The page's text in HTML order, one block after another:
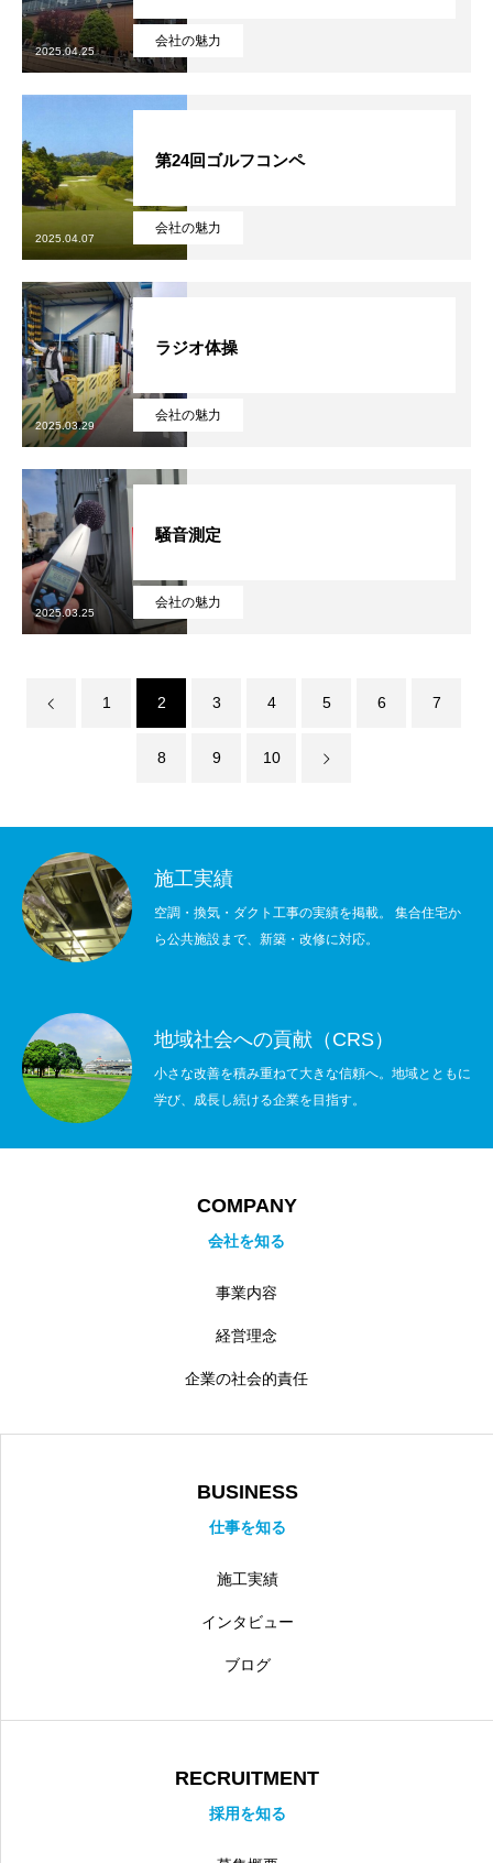
会社の魅力
2025.04.25
会社の魅力
第24回ゴルフコンペ
2025.04.07
会社の魅力
ラジオ体操
2025.03.29
会社の魅力
騒音測定
2025.03.25
1 2 3 4 5 6 7
8 9 10
施工実績
空調・換気・ダクト工事の実績を掲載。 集合住宅か
ら公共施設まで、新築・改修に対応。
地域社会への貢献（CRS）
小さな改善を積み重ねて大きな信頼へ。地域とともに
学び、成長し続ける企業を目指す。
COMPANY
会社を知る
事業内容
経営理念
企業の社会的責任
BUSINESS
仕事を知る
施工実績
インタビュー
ブログ
RECRUITMENT
採用を知る